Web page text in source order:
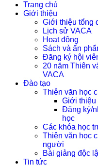
Trang chủ
Giới thiệu
Giới thiệu tổng
Lịch sử VACA
Hoạt động
Sách và ấn
Đăng ký hội
20 năm Thiên
VACA
Đào tạo
Thiên văn học
Giới thiệu
Đăng ký/
học
Các khóa học
Thiên văn học
người
Bài giảng độc
Tin tức